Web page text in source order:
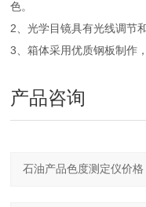
色。
2、光学目镜具有光线调节
3、箱体采用优质钢板制作
产品咨询